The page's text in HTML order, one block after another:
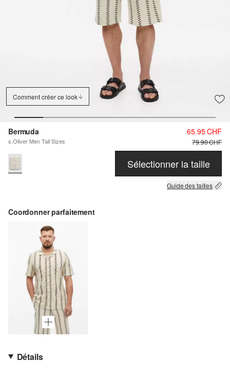
Comment créer ce look
Bermuda
s.Oliver Men Tall Sizes
65.95 CHF
79.90 CHF
Sélectionner la taille
Guide des tailles
Coordonner parfaitement
Détails